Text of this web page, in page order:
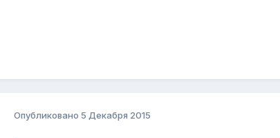
Опубликовано 5 Декабря 2015